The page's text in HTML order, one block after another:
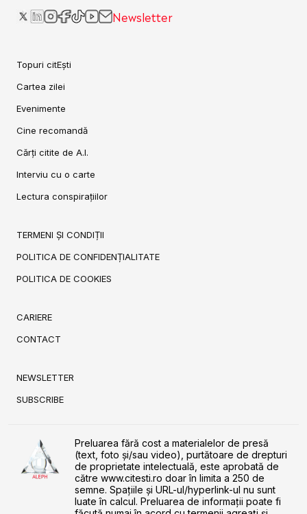
Newsletter
Topuri citEști
Cartea zilei
Evenimente
Cine recomandă
Cărți citite de A.I.
Interviu cu o carte
Lectura conspirațiilor
TERMENI ȘI CONDIȚII
POLITICA DE CONFIDENȚIALITATE
POLITICA DE COOKIES
CARIERE
CONTACT
NEWSLETTER
SUBSCRIBE
Preluarea fără cost a materialelor de presă
(text, foto și/sau video), purtătoare de drepturi
de proprietate intelectuală, este aprobată de
către www.citesti.ro doar în limita a 250 de
semne. Spaţiile şi URL-ul/hyperlink-ul nu sunt
luate în calcul. Preluarea de informaţii poate fi